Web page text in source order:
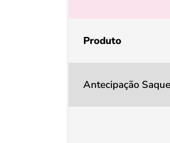
Produto
Antecipação